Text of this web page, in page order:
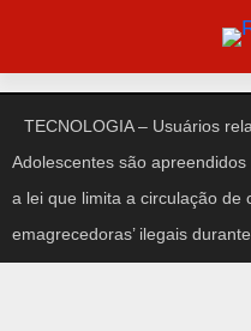
o
conteúdo
TECNOLOGIA – Usuários
Adolescentes são
a lei que limita a circulação de
emagrecedoras’ ilegais